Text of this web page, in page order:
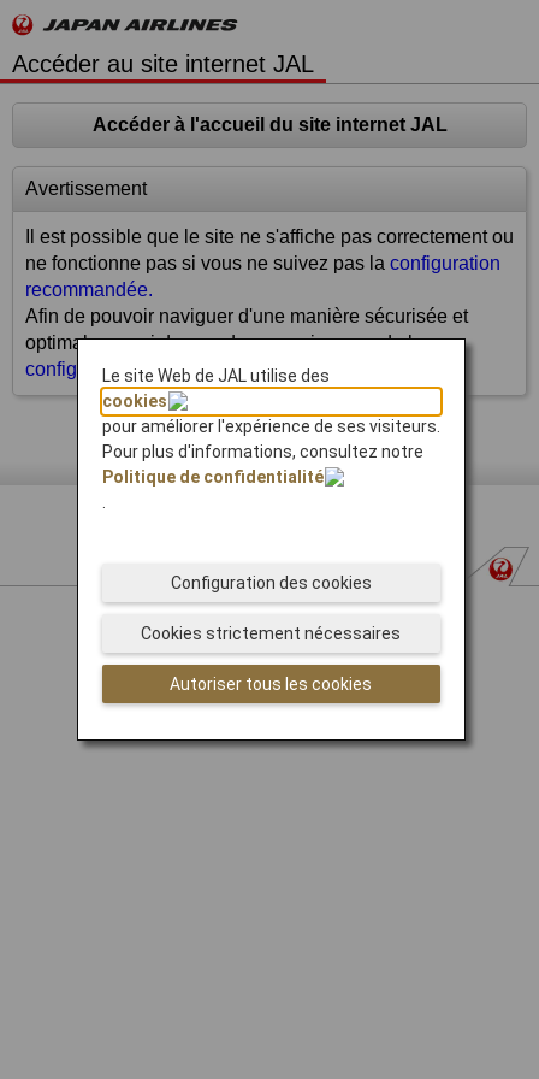
Accéder au site internet JAL
Accéder à l'accueil du site internet JAL
Avertissement
Il est possible que le site ne s'affiche pas correctement ou
ne fonctionne pas si vous ne suivez pas la configuration
recommandée.
Afin de pouvoir naviguer d'une manière sécurisée et
optimale, merci de prendre connaissance de la
configuration recommandée.
Haut de page
© Japan Airlines
Le site Web de JAL utilise des
cookies
pour améliorer l'expérience de ses visiteurs.
Pour plus d'informations, consultez notre
Politique de confidentialité
Autoriser tous les cookies
Cookies strictement nécessaires
Configuration des cookies